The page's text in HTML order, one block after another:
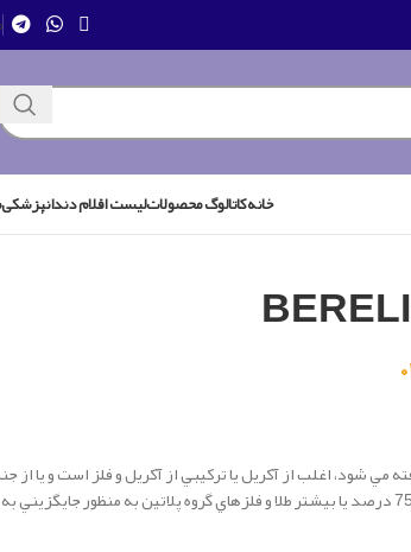
خانهکاتالوگ محصولاتلیست اقلام دندانپزشکی
شود، اغلب از آكريل يا تركيبي از آكريل و فلز است و يا
مي باشد كه از آلياژهاي آستنيتي يا آلياژهاي شامل 75 درصد يا بيشتر طلا و فلزهاي گروه